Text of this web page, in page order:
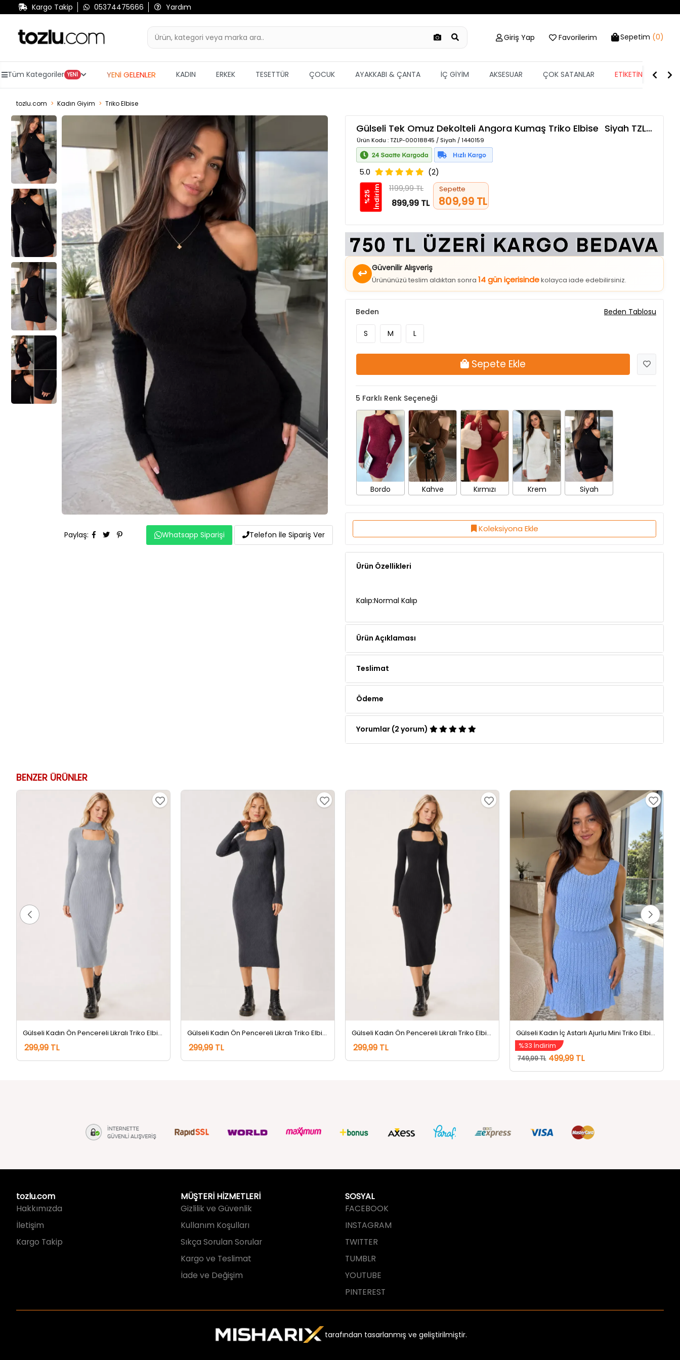
Kargo Takip 05374475666 Yardım
Giriş Yap Favorilerim Sepetim (0)
Tüm Kategoriler YENİ YENİ GELENLER KADIN ERKEK TESETTÜR ÇOCUK AYAKKABI & ÇANTA İÇ GİYİM AKSESUAR ÇOK SATANLAR ETİKETİN YARISI
tozlu.com Kadın Giyim Triko Elbise
Paylaş: Whatsapp Siparişi Telefon İle Sipariş Ver
Gülseli Tek Omuz Dekolteli Angora Kumaş Triko Elbise Siyah TZLP-00018845
Ürün Kodu : TZLP-00018845 / Siyah / 1440159
5.0 (2)
%
2
5
İ
n
d
i
r
i m 1199,99 TL
899,99 TL
Sepette
809,99 TL
↩ Güvenilir Alışveriş
Ürününüzü teslim aldıktan sonra14 gün içerisindekolayca iade edebilirsiniz.
S
5Farklı Renk Seçeneği
Bordo Kahve Kırmızı Krem Siyah
Koleksiyona Ekle
Ürün Özellikleri
Teslimat
299,99 TL 299,99 TL 299,99 TL
%33 İndirim
749,99 TL 499,99 TL
tozlu.com
İletişim
Kargo Takip
MÜŞTERİ HİZMETLERİ
Kullanım Koşulları
SOSYAL
INSTAGRAM
tarafından tasarlanmış ve geliştirilmiştir.